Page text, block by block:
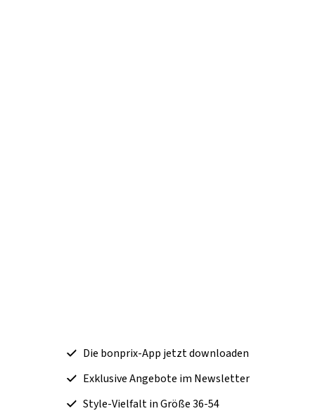
Die bonprix-App jetzt downloaden
Exklusive Angebote im Newsletter
Style-Vielfalt in Größe 36-54